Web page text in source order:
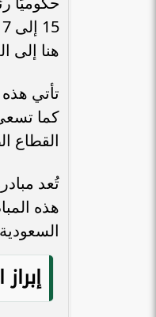
هنا إلى
تأتي
كما
القطاع
تُعد
هذه